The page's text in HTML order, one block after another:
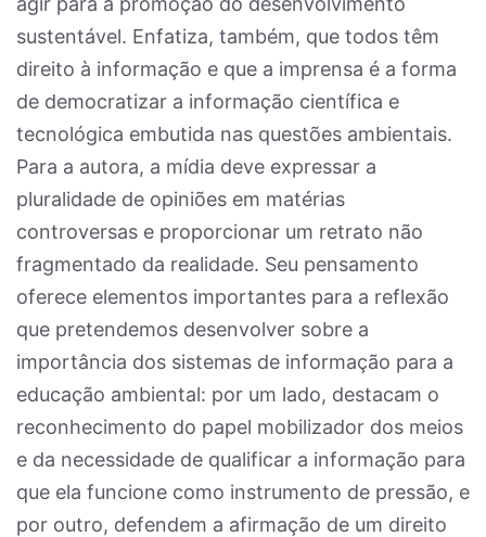
sustentável. Enfatiza, também, que todos têm
direito à informação e que a imprensa é a forma
de democratizar a informação científica e
tecnológica embutida nas questões ambientais.
Para a autora, a mídia deve expressar a
pluralidade de opiniões em matérias
controversas e proporcionar um retrato não
fragmentado da realidade. Seu pensamento
oferece elementos importantes para a reflexão
que pretendemos desenvolver sobre a
importância dos sistemas de informação para a
educação ambiental: por um lado, destacam o
reconhecimento do papel mobilizador dos meios
e da necessidade de qualificar a informação para
que ela funcione como instrumento de pressão, e
por outro, defendem a afirmação de um direito